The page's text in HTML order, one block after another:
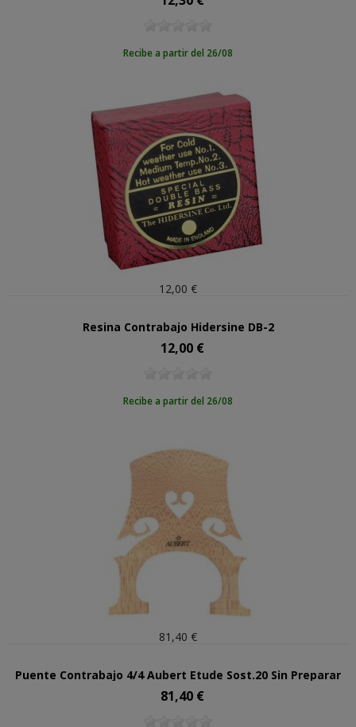
Recibe a partir del 26/08
12,00 €
Resina Contrabajo Hidersine DB-2
Precio
12,00 €
Recibe a partir del 26/08
81,40 €
Puente Contrabajo 4/4 Aubert Etude Sost.20 Sin Preparar
Precio
81,40 €